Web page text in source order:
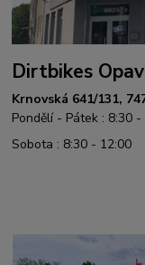
Dirtbikes
Krnovská 641/131,
Pondělí - Pátek : 8:30 -
Sobota : 8:30 - 12:00